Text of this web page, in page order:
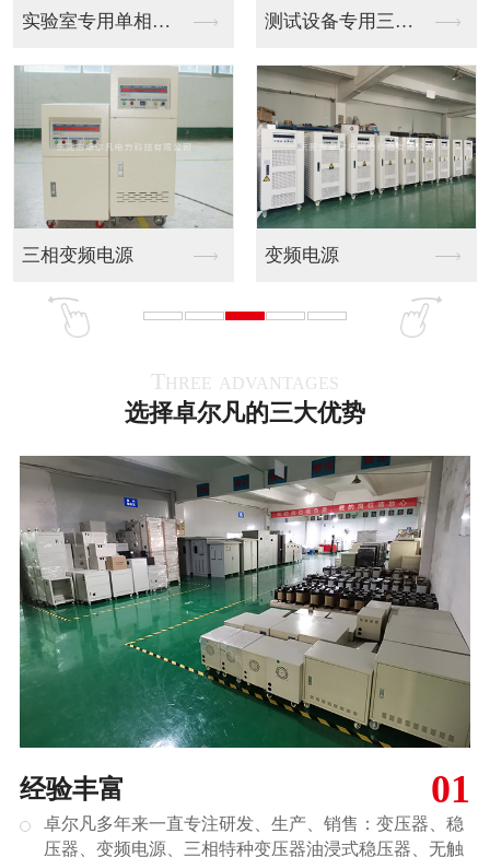
供应690V变400... 光伏发电800V变4...
出口瑞典420V变6...
400V变440V升... 400V变690V8...
Three advantages
选择卓尔凡的三大优势